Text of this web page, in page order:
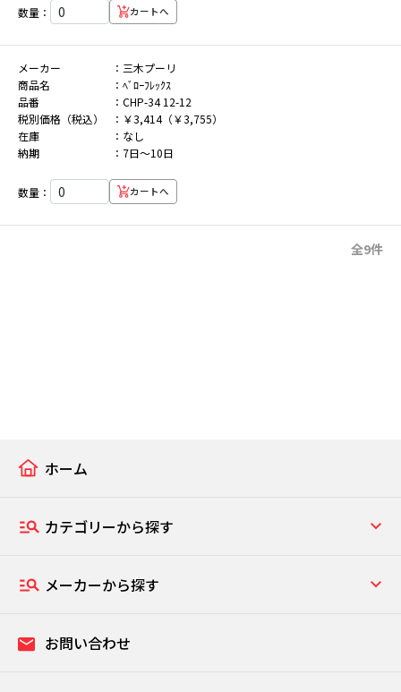
数量： カートへ
メーカー
三木プーリ
商品名
ﾍﾞﾛｰﾌﾚｯｸｽ
品番
CHP-34 12-12
税別価格（税込）
￥3,414（￥3,755）
在庫
なし
納期
7日～10日
数量： カートへ
全9件
ホーム
カテゴリーから探す
メーカーから探す
お問い合わせ